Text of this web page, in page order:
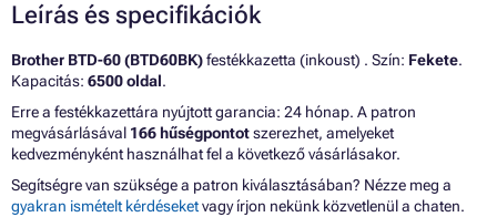
Leírás és specifikációk
Brother BTD-60 (BTD60BK)festékkazetta (inkoust) . Szín: Fekete.
Kapacitás: 6500 oldal.
Erre a festékkazettára nyújtott garancia: 24 hónap. A patron
megvásárlásával 166 hűségpontotszerezhet, amelyeket
kedvezményként használhat fel a következő vásárlásakor.
Segítségre van szüksége a patron kiválasztásában? Nézze meg a
gyakran ismételt kérdéseketvagy írjon nekünk közvetlenül a chaten.